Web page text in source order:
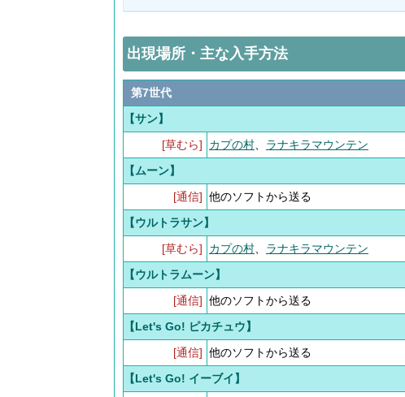
出現場所・主な入手方法
第7世代
【サン】
[草むら]
カプの村
ラナキラマウンテン
【ムーン】
[通信] 他のソフトから送る
【ウルトラサン】
[草むら]
カプの村
ラナキラマウンテン
【ウルトラムーン】
[通信] 他のソフトから送る
【Let's Go! ピカチュウ】
[通信] 他のソフトから送る
【Let's Go! イーブイ】